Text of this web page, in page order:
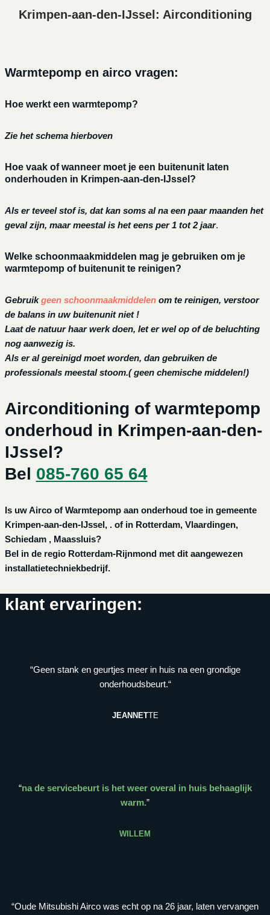
Krimpen-aan-den-IJssel: Airconditioning
Warmtepomp en airco vragen:
Hoe werkt een warmtepomp?
Zie het schema hierboven
Hoe vaak of wanneer moet je een buitenunit laten
onderhouden in Krimpen-aan-den-IJssel?
Als er teveel stof is, dat kan soms al na een paar maanden het
geval zijn, maar meestal is het eens per 1 tot 2 jaar.
Welke schoonmaakmiddelen mag je gebruiken om je
warmtepomp of buitenunit te reinigen?
Gebruikgeen schoonmaakmiddelen om te reinigen, verstoor
de balans in uw buitenunit niet !
Laat de natuur haar werk doen, let er wel op of de beluchting
nog aanwezig is.
Als er al gereinigd moet worden, dan gebruiken de
professionals meestal stoom.( geen chemische middelen!)
Airconditioning of warmtepomp
onderhoud in Krimpen-aan-den-
IJssel?
Bel 085-760 65 64
Is uw Airco of Warmtepomp aan onderhoud toe in gemeente
Krimpen-aan-den-IJssel, . of in Rotterdam, Vlaardingen,
Schiedam , Maassluis?
Bel in de regio Rotterdam-Rijnmond met dit aangewezen
installatietechniekbedrijf.
klant ervaringen:
“Geen stank en geurtjes meer in huis na een grondige
onderhoudsbeurt.“
JEANNETTE
“na de servicebeurt is het weer overal in huis behaaglijk
warm.”
WILLEM
“Oude Mitsubishi Airco was echt op na 26 jaar, laten vervangen